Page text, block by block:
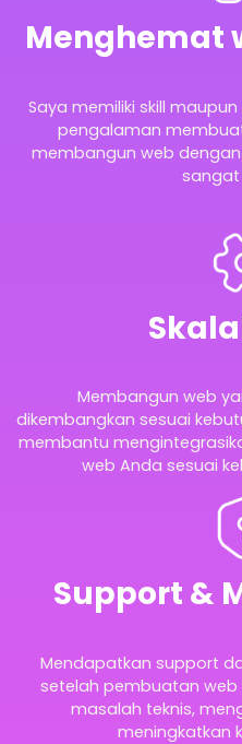
Menghemat
Saya memiliki skill
pengalaman
membangun web
sangat
Membangun web
dikembangkan sesuai
membantu
web Anda sesuai
Support &
Mendapatkan support
setelah pembuatan web
masalah teknis,
meningkatkan